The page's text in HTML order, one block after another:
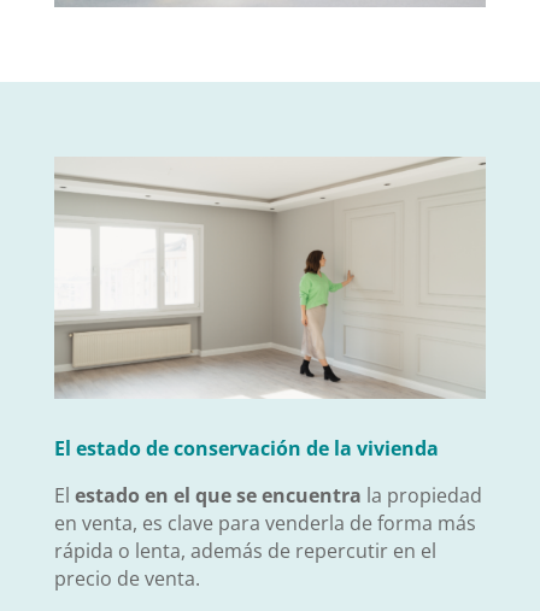
El estado de conservación de la vivienda
El estado en el que se encuentra la propiedad
en venta, es clave para venderla de forma más
rápida o lenta, además de repercutir en el
precio de venta.